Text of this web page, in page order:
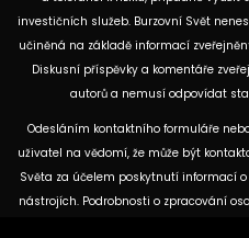
investičních služeb. Burzovní Svět
učiněná na základě informací
Diskusní příspěvky a komentáře
autorů a nemusí odpovídat
Odesláním kontaktního formuláře
uživatel na vědomí, že může být
Světa za účelem poskytnutí informací
nástrojích. Podrobnosti o zpracování